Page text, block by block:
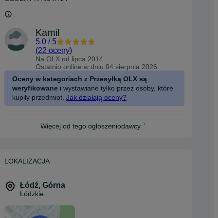
Kamil
5.0 / 5
(22 oceny)
Na OLX od lipca 2014
Ostatnio online w dniu 04 sierpnia 2026
Oceny w kategoriach z Przesyłką OLX są
weryfikowane i wystawiane tylko przez osoby, które
kupiły przedmiot. Jak działają oceny?
Więcej od tego ogłoszeniodawcy
LOKALIZACJA
Łódź, Górna
Łódzkie